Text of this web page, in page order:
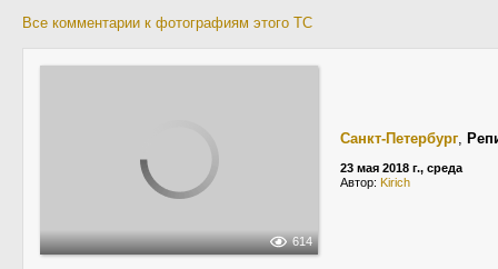
Все комментарии к фотографиям этого ТС
614
Санкт-Петербург,
23 мая 2018 г., среда
Автор: Kirich